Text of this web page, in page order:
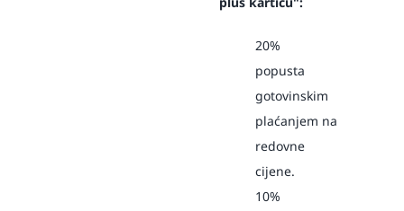
20%
popusta
gotovinskim
plaćanjem na
redovne
cijene.
10%